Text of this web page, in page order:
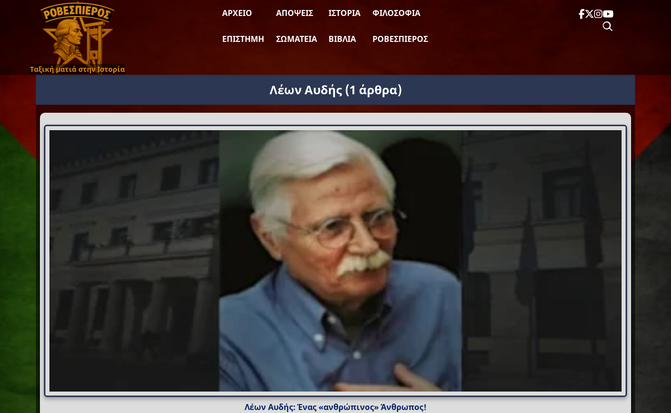
Ταξική ματιά στην Ιστορία
ΑΡΧΕΊΟ ΑΠΌΨΕΙΣ ΙΣΤΟΡΊΑ ΦΙΛΟΣΟΦΊΑ
ΕΠΙΣΤΉΜΗ ΣΩΜΑΤΕΊΑ ΒΙΒΛΊΑ ΡΟΒΕΣΠΙΈΡΟΣ
Λέων Αυδής (1 άρθρα)
Λέων Αυδής: Ένας «ανθρώπινος» Άνθρωπος!